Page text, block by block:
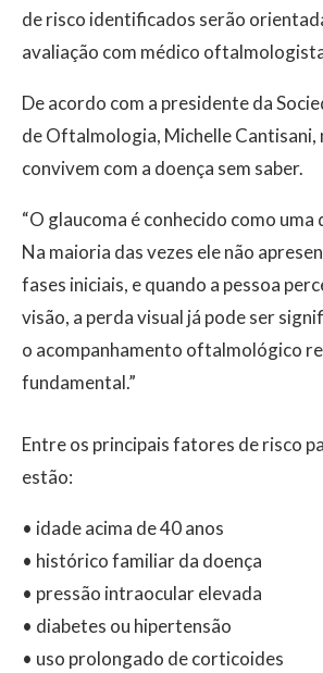
de risco identificados serão
avaliação com médico
De acordo com a presidente da
de Oftalmologia, Michelle Cantisani,
convivem com a doença sem saber.
“O glaucoma é conhecido como uma
Na maioria das vezes ele não
fases iniciais, e quando a pessoa
visão, a perda visual já pode ser
o acompanhamento oftalmológico
fundamental.”
Entre os principais fatores de risco
estão:
• idade acima de 40 anos
• histórico familiar da doença
• pressão intraocular elevada
• diabetes ou hipertensão
• uso prolongado de corticoides